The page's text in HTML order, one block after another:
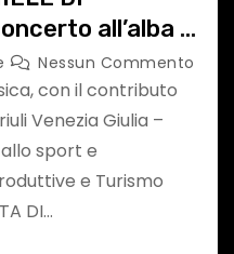
all’alba di
Nessun Commento
con il contributo
Venezia Giulia –
sport e
e Turismo
DI…